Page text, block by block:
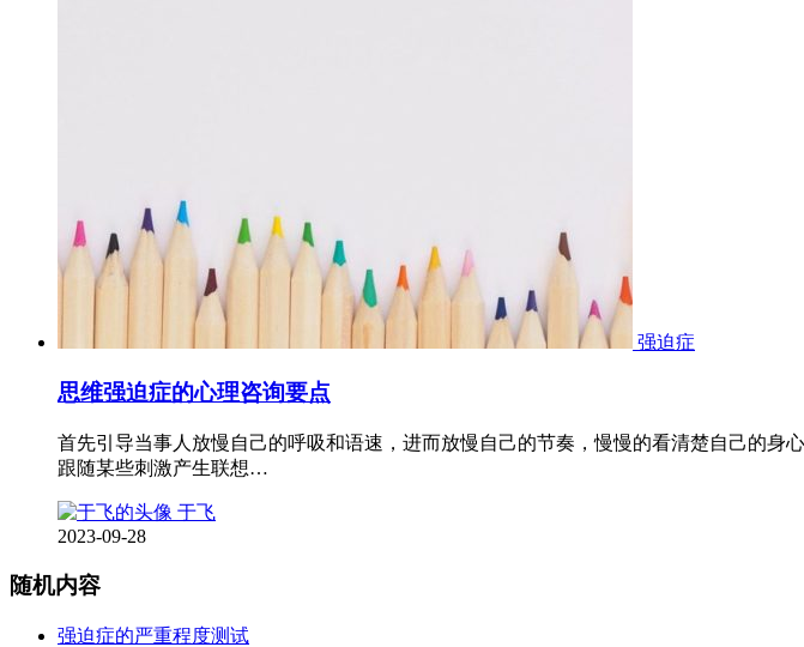
强迫症
思维强迫症的心理咨询要点
首先引导当事人放慢自己的呼吸和语速，进而放慢自己的节奏，慢慢的看清楚自己的
跟随某些刺激产生联想…
于飞
2023-09-28
随机内容
强迫症的严重程度测试